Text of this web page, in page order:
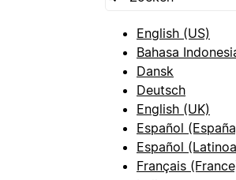
English (US)
Bahasa
Dansk
Deutsch
English (UK)
Español
Español
Français